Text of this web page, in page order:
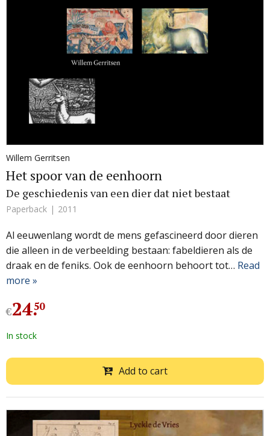
Willem Gerritsen
Het spoor van de eenhoorn
De geschiedenis van een dier dat niet bestaat
Paperback 2011
Al eeuwenlang wordt de mens gefascineerd door dieren
die alleen in de verbeelding bestaan: fabeldieren als de
draak en de feniks. Ook de eenhoorn behoort tot… Read
more »
€24.
50
In stock
Add to cart